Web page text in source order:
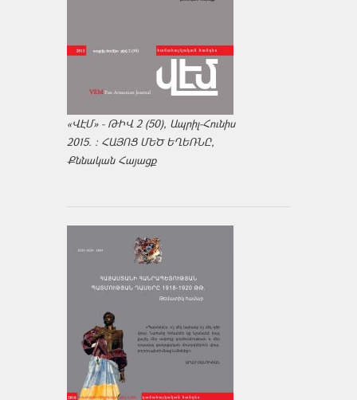
«ՎԷՄ» - ԹԻՎ 2 (50), Ապրիլ-Հունիս
2015. : ՀԱՅՈՑ ՄԵԾ ԵՂԵՌՆԸ,
Քննական Հայացք